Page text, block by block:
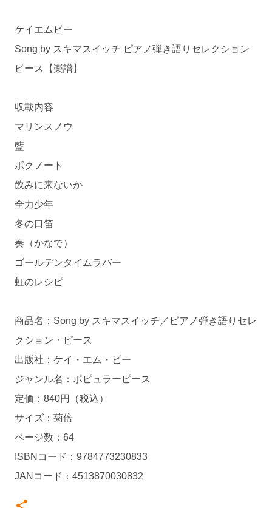
ケイエムピー
Song by スキマスイッチ ピアノ弾き語りセレクション
ピース【楽譜】
収載内容
マリンスノウ
藍
ボクノート
飲みに来ないか
全力少年
冬の口笛
奏（かなで）
ゴールデンタイムラバー
虹のレシピ
商品名：Song by スキマスイッチ／ピアノ弾き語りセレ
クション・ピース
出版社：ケイ・エム・ピー
ジャンル名：ポピュラーピース
定価：840円（税込）
サイズ：菊倍
ページ数：64
ISBNコード：9784773230833
JANコード：4513870030832